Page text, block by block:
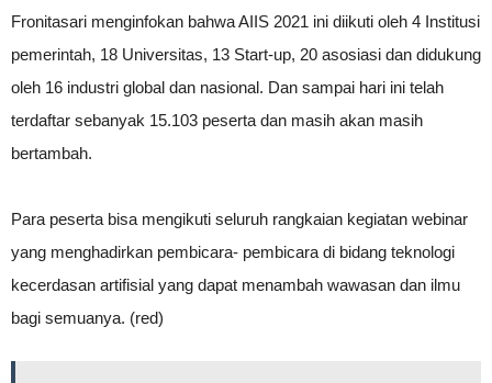
Fronitasari menginfokan bahwa AIIS 2021 ini diikuti oleh 4 Institusi
pemerintah, 18 Universitas, 13 Start-up, 20 asosiasi dan didukung
oleh 16 industri global dan nasional. Dan sampai hari ini telah
terdaftar sebanyak 15.103 peserta dan masih akan masih
bertambah.
Para peserta bisa mengikuti seluruh rangkaian kegiatan webinar
yang menghadirkan pembicara- pembicara di bidang teknologi
kecerdasan artifisial yang dapat menambah wawasan dan ilmu
bagi semuanya. (red)